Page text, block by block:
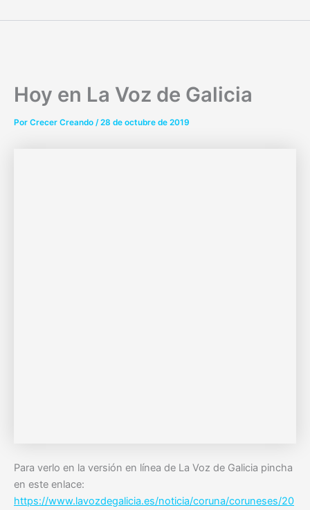
al
Hoy en La Voz de Galicia
Por Crecer Creando /28 de octubre de 2019
Para verlo en la versión en línea de La Voz de Galicia pincha
en este enlace:
https://www.lavozdegalicia.es/noticia/coruna/coruneses/20